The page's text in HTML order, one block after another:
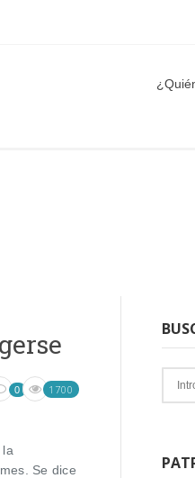
0 1700
la
Se dice